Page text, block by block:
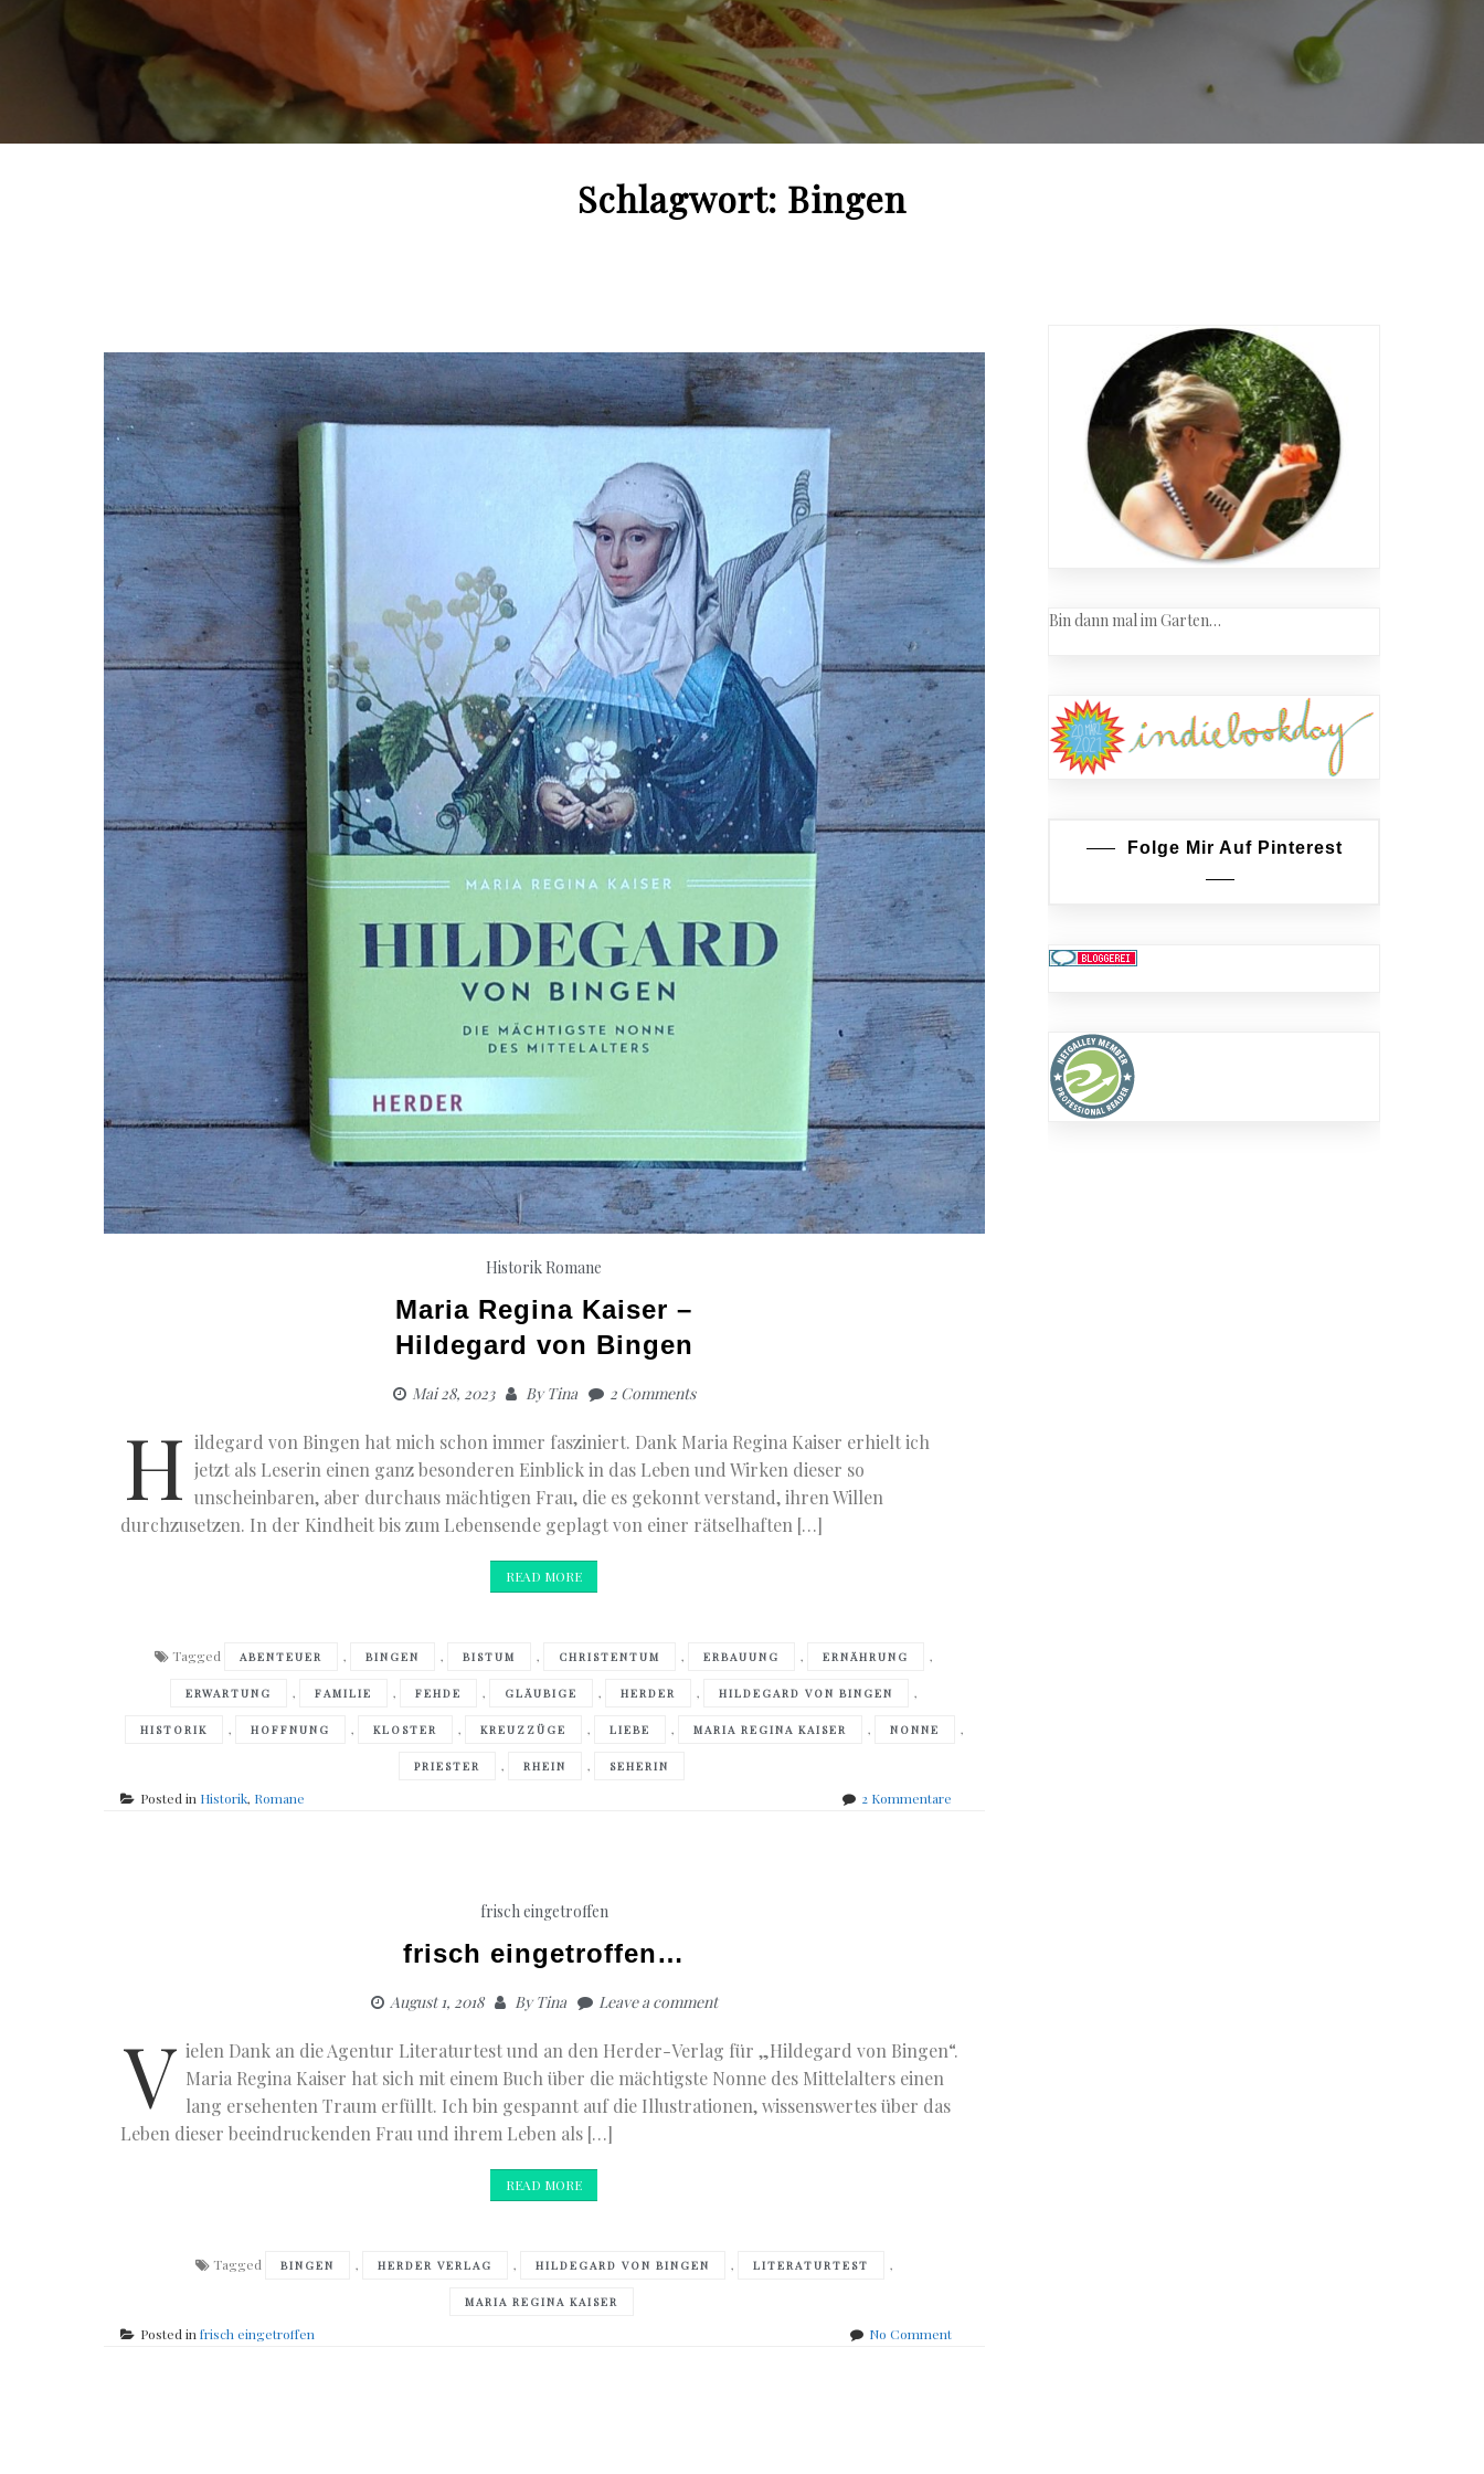
Schlagwort: Bingen
Historik Romane
Maria Regina Kaiser –
Hildegard von Bingen
Mai 28, 2023 ByTina 2 Comments
H ildegard von Bingen hat mich schon immer fasziniert. Dank Maria Regina Kaiser erhielt ich
jetzt als Leserin einen ganz besonderen Einblick in das Leben und Wirken dieser so
unscheinbaren, aber durchaus mächtigen Frau, die es gekonnt verstand, ihren Willen
durchzusetzen. In der Kindheit bis zum Lebensende geplagt von einer rätselhaften […]
READ MORE
Tagged ABENTEUER , BINGEN , BISTUM , CHRISTENTUM , ERBAUUNG , ERNÄHRUNG ,
ERWARTUNG , FAMILIE , FEHDE , GLÄUBIGE , HERDER , HILDEGARD VON BINGEN ,
HISTORIK , HOFFNUNG , KLOSTER , KREUZZÜGE , LIEBE , MARIA REGINA KAISER , NONNE ,
PRIESTER , RHEIN , SEHERIN
Posted in Historik, Romane 2 Kommentarezu
frisch eingetroffen
frisch eingetroffen…
August 1, 2018 ByTina Leave a comment
V ielen Dank an die Agentur Literaturtest und an den Herder-Verlag für „Hildegard von Bingen“.
Maria Regina Kaiser hat sich mit einem Buch über die mächtigste Nonne des Mittelalters einen
lang ersehenten Traum erfüllt. Ich bin gespannt auf die Illustrationen, wissenswertes über das
Leben dieser beeindruckenden Frau und ihrem Leben als […]
READ MORE
Tagged BINGEN , HERDER VERLAG , HILDEGARD VON BINGEN , LITERATURTEST ,
MARIA REGINA KAISER
Posted infrisch eingetroffen No Commenton
Bin dann mal im Garten…
Folge Mir Auf Pinterest